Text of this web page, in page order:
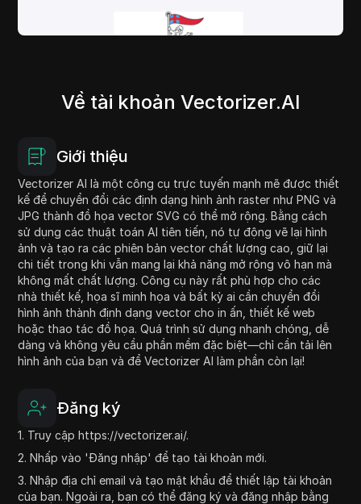
Về tài khoản Vectorizer.AI
Giới thiệu
Vectorizer AI là một công cụ trực tuyến mạnh mẽ được thiết
kế để chuyển đổi các định dạng hình ảnh raster như PNG và
JPG thành đồ họa vector SVG có thể mở rộng. Bằng cách
sử dụng các thuật toán AI tiên tiến, nó tự động vẽ lại hình
ảnh và tạo ra các phiên bản vector chất lượng cao, giữ lại
chi tiết trong khi vẫn mang lại khả năng mở rộng vô hạn mà
không mất chất lượng. Công cụ này rất phù hợp cho các
nhà thiết kế, họa sĩ minh họa và bất kỳ ai cần chuyển đổi
hình ảnh thành định dạng vector cho in ấn, thiết kế web
hoặc thao tác đồ họa. Quá trình sử dụng nhanh chóng, dễ
dàng và không yêu cầu phần mềm đặc biệt—chỉ cần tải lên
hình ảnh của bạn và để Vectorizer AI làm phần còn lại!
Đăng ký
1. Truy cập https://vectorizer.ai/.
2. Nhấp vào 'Đăng nhập' để tạo tài khoản mới.
3. Nhập địa chỉ email và tạo mật khẩu để thiết lập tài khoản
của bạn. Ngoài ra, bạn có thể đăng ký và đăng nhập bằng